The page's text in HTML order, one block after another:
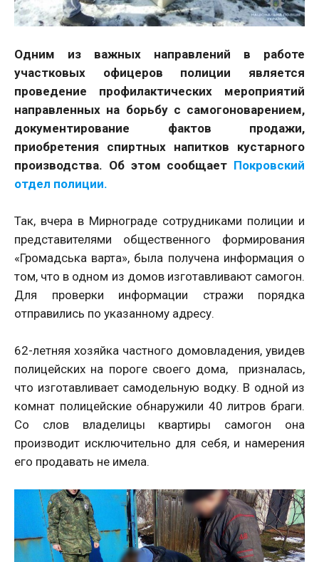
Одним из важных направлений в работе
участковых офицеров полиции является
проведение профилактических мероприятий
направленных на борьбу с самогоноварением,
документирование фактов продажи,
приобретения спиртных напитков кустарного
производства. Об этом сообщает Покровский
отдел полиции.
Так, вчера в Мирнограде сотрудниками полиции и
представителями общественного формирования
«Громадська варта», была получена информация о
том, что в одном из домов изготавливают самогон.
Для проверки информации стражи порядка
отправились по указанному адресу.
62-летняя хозяйка частного домовладения, увидев
полицейских на пороге своего дома, призналась,
что изготавливает самодельную водку. В одной из
комнат полицейские обнаружили 40 литров браги.
Со слов владелицы квартиры самогон она
производит исключительно для себя, и намерения
его продавать не имела.